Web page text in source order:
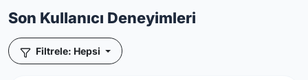
Son Kullanıcı Deneyimleri
Filtrele: Hepsi